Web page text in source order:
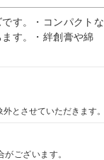
す。・コンパクトな
す。・絆創膏や綿
とさせていただきます。
ございます。